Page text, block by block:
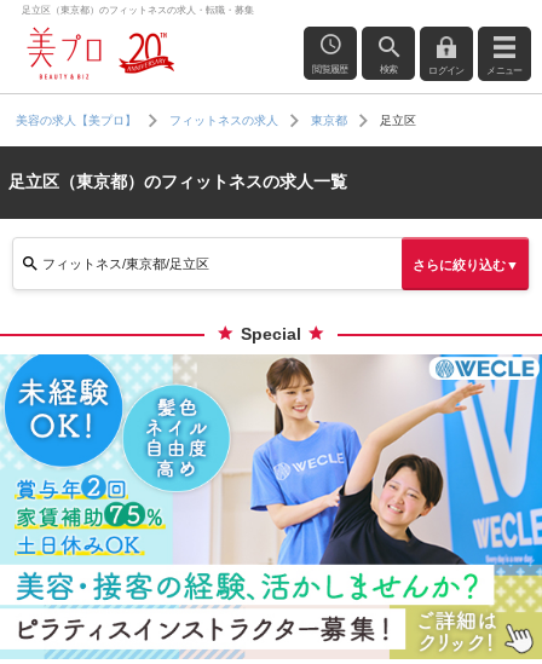
足立区（東京都）のフィットネスの求人・転職・募集
閲覧履歴 検索 ログイン メニュー
美容の求人【美プロ】 フィットネスの求人 東京都 足立区
足立区（東京都）のフィットネスの求人一覧
フィットネス/東京都/足立区 さらに絞り込む▼
Special